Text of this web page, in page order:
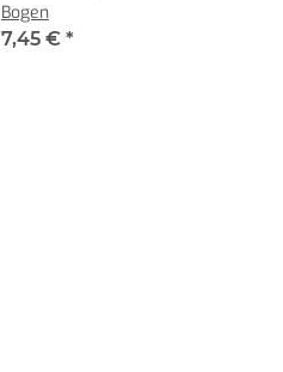
Bogen
7,45 € *